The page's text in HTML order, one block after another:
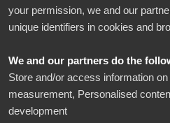
your permission, we and our
unique identifiers in cookies and
We and our partners do the
Store and/or access information
measurement, Personalised
development